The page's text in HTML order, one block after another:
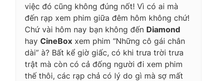
việc đó cũng không đúng nốt! Vì có ai mà
đến rạp xem phim giữa đêm hôm không chứ!
Chứ vài hôm nay bạn không đến Diamond
hay CineBox xem phim “Những cô gái chân
dài” à? Bất kể giờ giấc, có khi trưa trời trưa
trật mà còn có cả đống người đi xem phim
thế thôi, các rạp chả có lý do gì mà sợ mất